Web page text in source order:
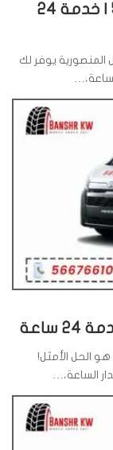
بنشر متنقل المنصورية | 56676610 | خدمة 24
يوفر لك
الحل الأمثل!
الساعة،…